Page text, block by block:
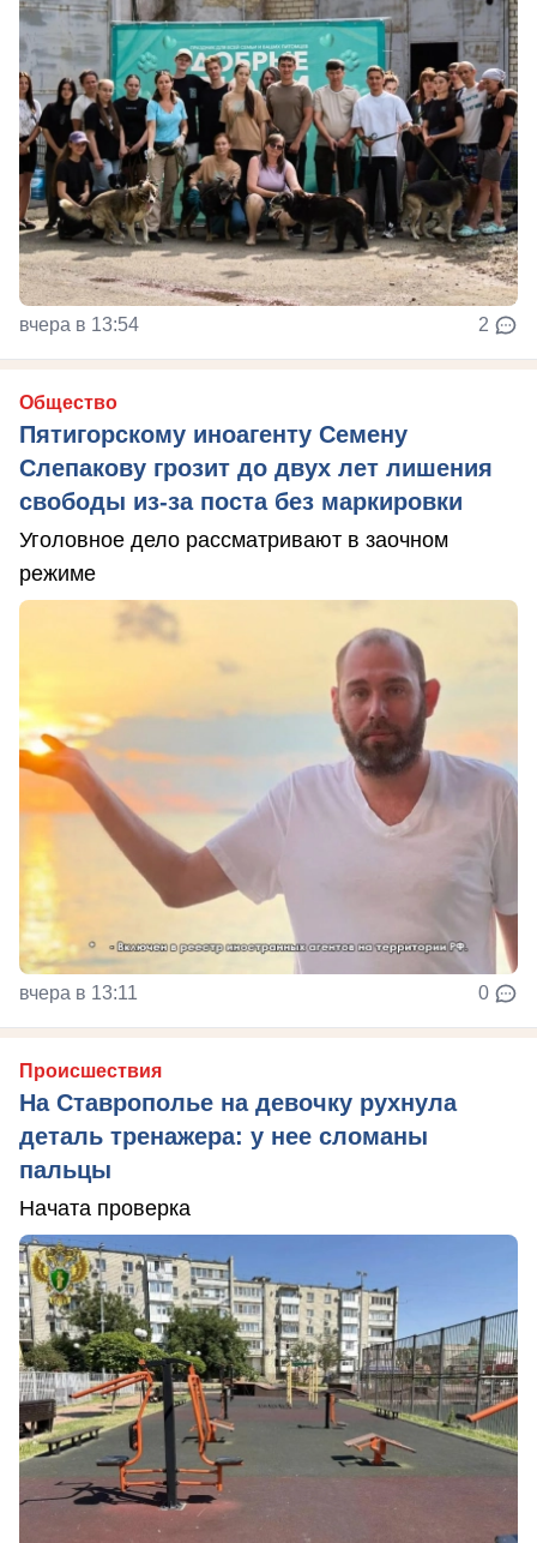
вчера в 13:54 2
Общество
Пятигорскому иноагенту Семену
Слепакову грозит до двух лет лишения
свободы из-за поста без маркировки
Уголовное дело рассматривают в заочном
режиме
вчера в 13:11 0
Происшествия
На Ставрополье на девочку рухнула
деталь тренажера: у нее сломаны
пальцы
Начата проверка